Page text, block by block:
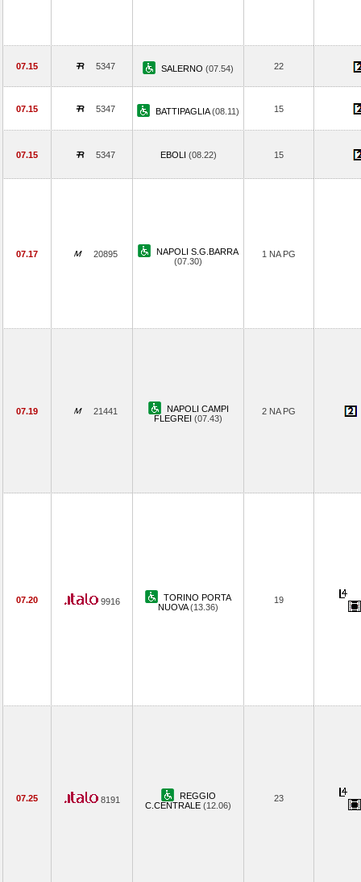
07.15 5347 SALERNO (07.54) 22
07.15 5347 BATTIPAGLIA(08.11) 15
07.15 5347 EBOLI (08.22) 15
07.17 20895
NAPOLI S.G.BARRA
(07.30)
1 NA PG
07.19 21441
NAPOLI CAMPI
FLEGREI (07.43)
2 NA PG
07.20 9916
TORINO PORTA
NUOVA(13.36)
19
07.25 8191
REGGIO
C.CENTRALE (12.06)
23